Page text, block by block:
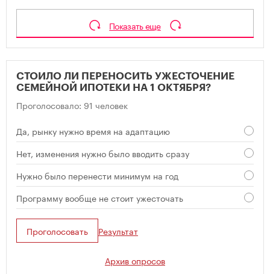
Показать еще
СТОИЛО ЛИ ПЕРЕНОСИТЬ УЖЕСТОЧЕНИЕ
СЕМЕЙНОЙ ИПОТЕКИ НА 1 ОКТЯБРЯ?
Проголосовало: 91 человек
Да, рынку нужно время на адаптацию
Нет, изменения нужно было вводить сразу
Нужно было перенести минимум на год
Программу вообще не стоит ужесточать
Проголосовать Результат
Архив опросов